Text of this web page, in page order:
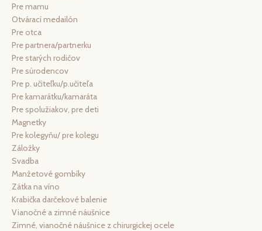
Pre mamu
Otvárací medailón
Pre otca
Pre partnera/partnerku
Pre starých rodičov
Pre súrodencov
Pre p. učiteľku/p.učiteľa
Pre kamarátku/kamaráta
Pre spolužiakov, pre deti
Magnetky
Pre kolegyňu/ pre kolegu
Záložky
Svadba
Manžetové gombíky
Zátka na víno
Krabička darčekové balenie
Vianočné a zimné náušnice
Zimné, vianočné náušnice z chirurgickej ocele